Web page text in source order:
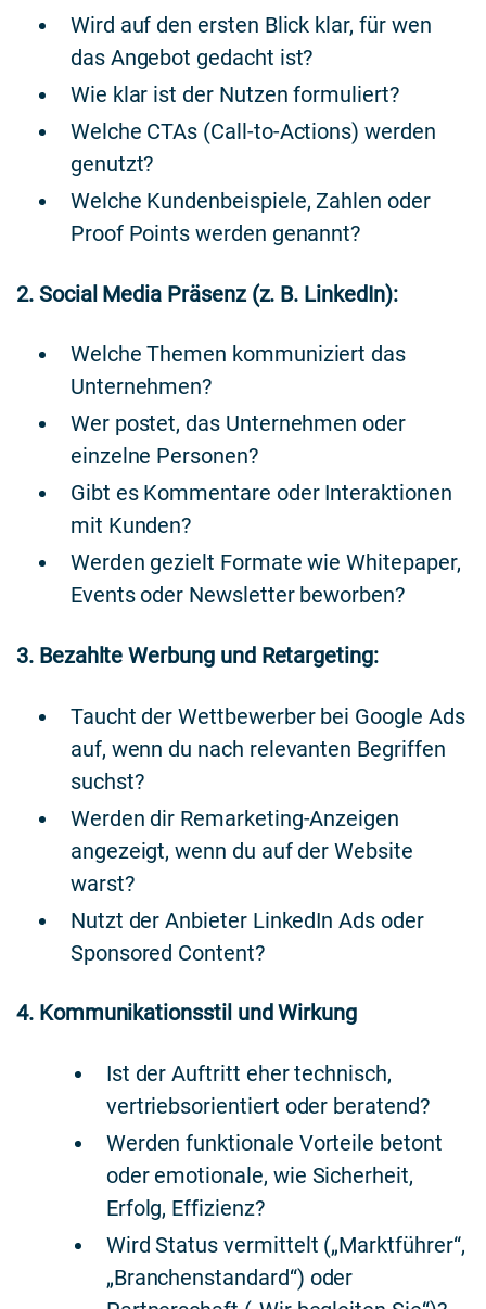
Wird auf den ersten Blick klar, für wen
das Angebot gedacht ist?
Wie klar ist der Nutzen formuliert?
Welche CTAs (Call-to-Actions) werden
genutzt?
Welche Kundenbeispiele, Zahlen oder
Proof Points werden genannt?
2. Social Media Präsenz (z. B. LinkedIn):
Welche Themen kommuniziert das
Unternehmen?
Wer postet, das Unternehmen oder
einzelne Personen?
Gibt es Kommentare oder Interaktionen
mit Kunden?
Werden gezielt Formate wie Whitepaper,
Events oder Newsletter beworben?
3. Bezahlte Werbung und Retargeting:
Taucht der Wettbewerber bei Google Ads
auf, wenn du nach relevanten Begriffen
suchst?
Werden dir Remarketing-Anzeigen
angezeigt, wenn du auf der Website
warst?
Nutzt der Anbieter LinkedIn Ads oder
Sponsored Content?
4. Kommunikationsstil und Wirkung
Ist der Auftritt eher technisch,
vertriebsorientiert oder beratend?
Werden funktionale Vorteile betont
oder emotionale, wie Sicherheit,
Erfolg, Effizienz?
Wird Status vermittelt („Marktführer“,
„Branchenstandard“) oder